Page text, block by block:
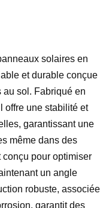
solaires en
et durable conçue
sol. Fabriqué en
offre une stabilité et
garantissant une
même dans des
pour optimiser
un angle
robuste, associée
garantit des